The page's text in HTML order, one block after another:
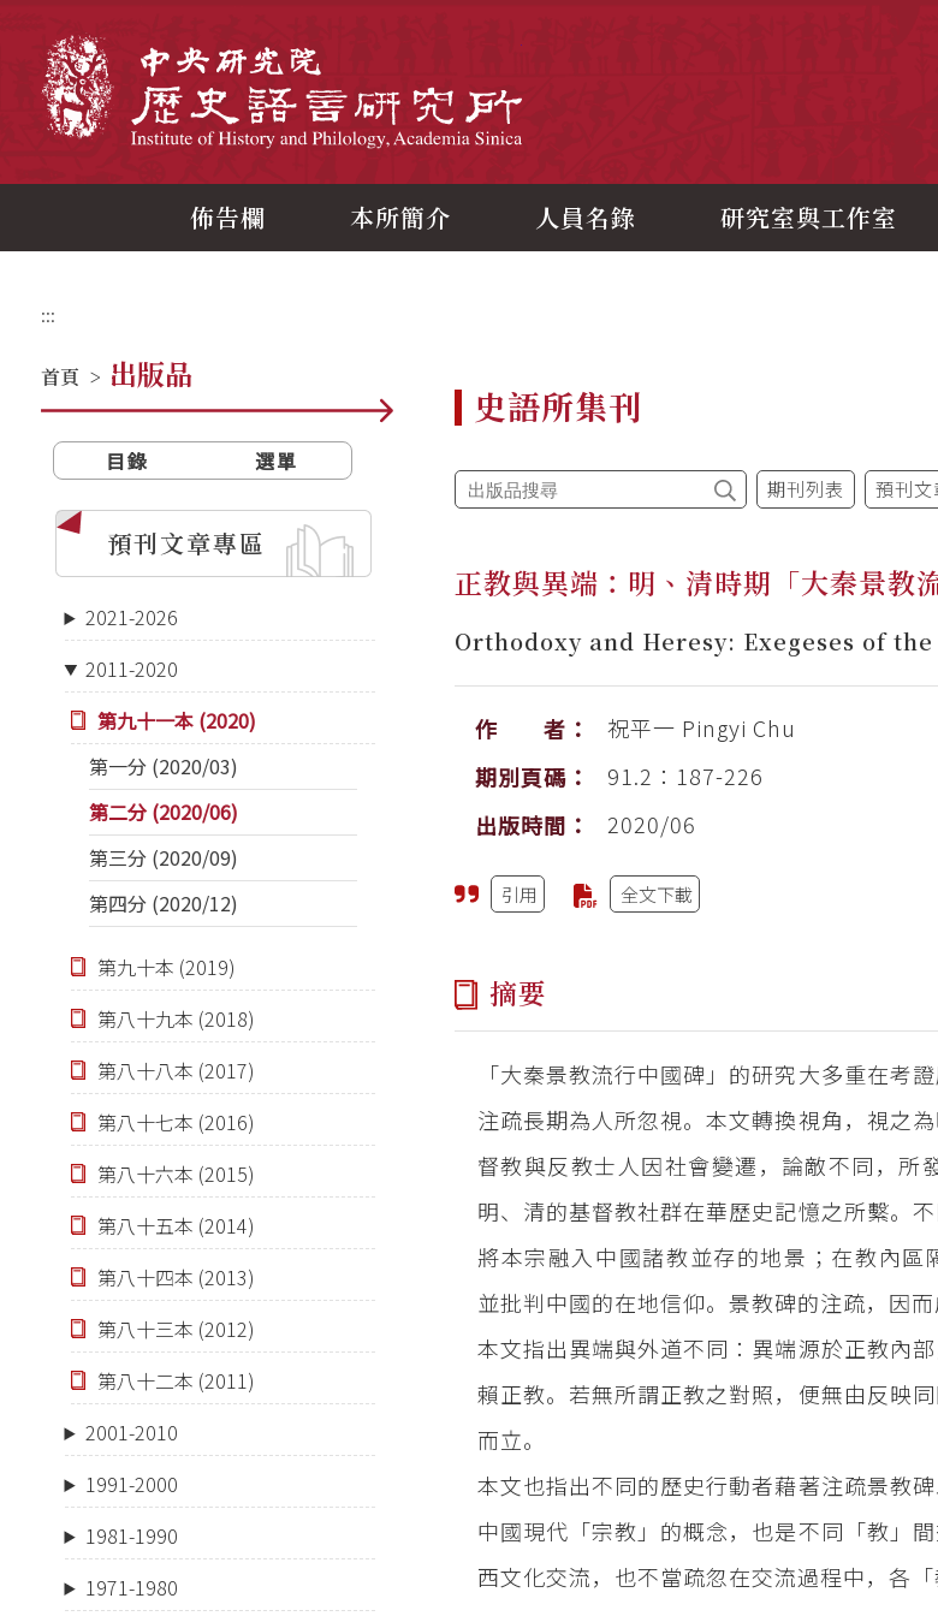
佈告欄 本所簡介 人員名錄 研究室與工作室
:::
首頁 > 出版品
目錄 選單
預刊文章專區
2021-2026
2011-2020
第九十一本 (2020)
第一分 (2020/03)
第二分 (2020/06)
第三分 (2020/09)
第四分 (2020/12)
第九十本 (2019)
第八十九本 (2018)
第八十八本 (2017)
第八十七本 (2016)
第八十六本 (2015)
第八十五本 (2014)
第八十四本 (2013)
第八十三本 (2012)
第八十二本 (2011)
2001-2010
1991-2000
1981-1990
1971-1980
史語所集刊
期刊列表 預刊文
正教與異端：明、清時期「大秦景教
Orthodoxy and Heresy: Exegeses of
作 者： 祝平一 Pingyi Chu
期別頁碼：
91.2：187-226
出版時間：
2020/06
引用 全文下載
摘要
「大秦景教流行中國碑」的研究大多重在考
注疏長期為人所忽視。本文轉換視角，視之
督教與反教士人因社會變遷，論敵不同，所
明、清的基督教社群在華歷史記憶之所繫。
將本宗融入中國諸教並存的地景；在教內
並批判中國的在地信仰。景教碑的注疏，因
本文指出異端與外道不同：異端源於正教內
賴正教。若無所謂正教之對照，便無由反映
而立。
本文也指出不同的歷史行動者藉著注疏景教
中國現代「宗教」的概念，也是不同「教」
西文化交流，也不當疏忽在交流過程中，各「